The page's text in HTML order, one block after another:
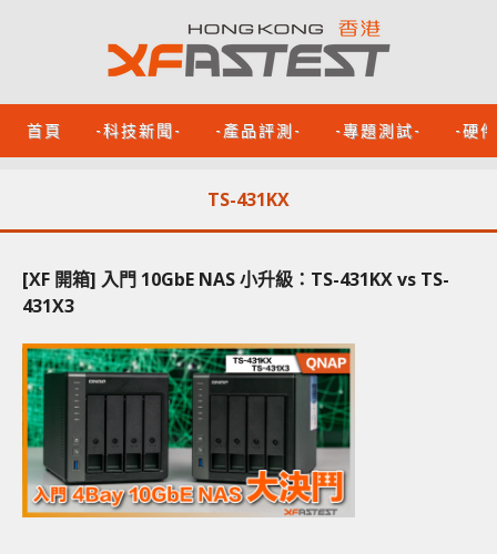
首頁 -科技新聞- -產品評測- -專題測試- -硬
TS-431KX
[XF 開箱] 入門 10GbE NAS 小升級：TS-431KX vs TS-
431X3